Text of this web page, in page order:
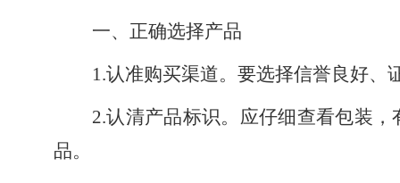
一、正确选择产品
1.认准购买渠道。要选择信誉良好、
2.认清产品标识。应仔细查看包装
品。